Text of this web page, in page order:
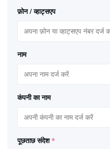
फ़ोन / व्हाट्सएप
नाम
कंपनी का नाम
पूछताछ संदेश *